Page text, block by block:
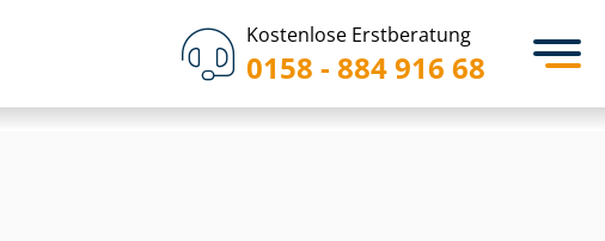
Kostenlose Erstberatung
0158 - 884 916 68